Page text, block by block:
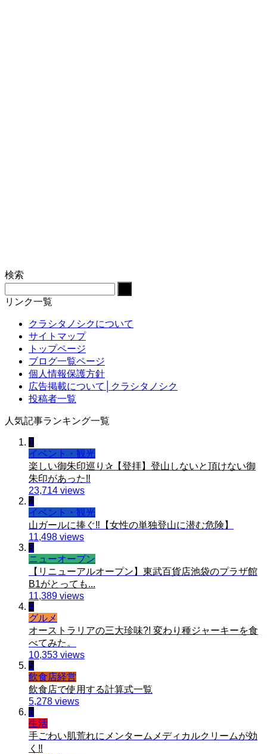
検索
リンク一覧
クラシタノシクについて
サイトマップ
トップページ
ブログ一覧ページ
個人情報保護方針
広告掲載について│クラシタノシク
投稿者一覧
人気記事ランキング一覧
1
イベント・観光
楽しい御朱印巡り✰【登拝】登山しないと頂けない御
朱印があった‼️
23,714 views
2
イベント・観光
山ガールに捧ぐ‼️【女性の単独登山に潜む危険】
11,498 views
3
ニューオープン
【リニューアルオープン】東武百貨店池袋のプラザ館
B1がとっても...
11,389 views
4
グルメ
オーストラリアの三大珍味?! 変わり種ジャーキーを食
べてみた。
10,353 views
5
飲食店経営
飲食店で使用する計算式一覧
5,278 views
6
生活
手ごわい肌荒れにメンタームメディカルクリームが効
く‼︎